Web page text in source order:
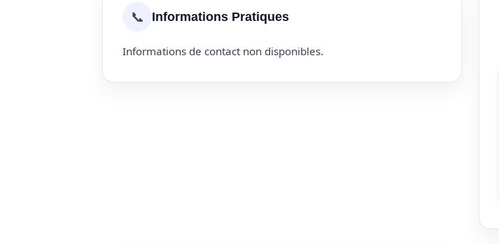
📞 Informations Pratiques
Informations de contact non disponibles.